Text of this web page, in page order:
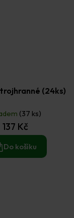
(24ks)
(37 ks)
137 Kč
Do košíku